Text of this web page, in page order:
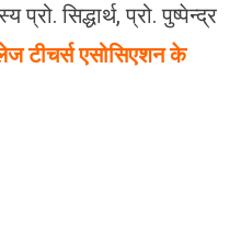
सिद्धार्थ, प्रो. पुष्पेन्द्र
टीचर्स एसोसिएशन के